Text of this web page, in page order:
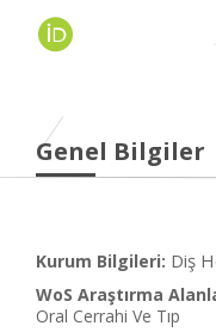
Genel Bilgiler
Kurum Bilgileri: Diş
WoS Araştırma
Oral Cerrahi Ve Tıp